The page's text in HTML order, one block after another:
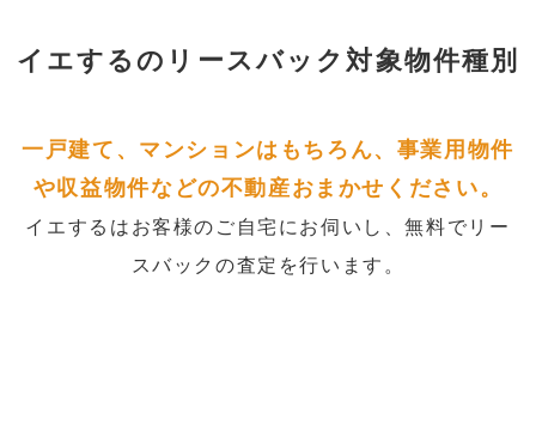
イエするの リースバック対象物件種別
一戸建て、マンションはもちろん、事業用物件
や収益物件などの不動産おまかせください。
イエするはお客様のご自宅にお伺いし、無料でリー
スバックの査定を行います。